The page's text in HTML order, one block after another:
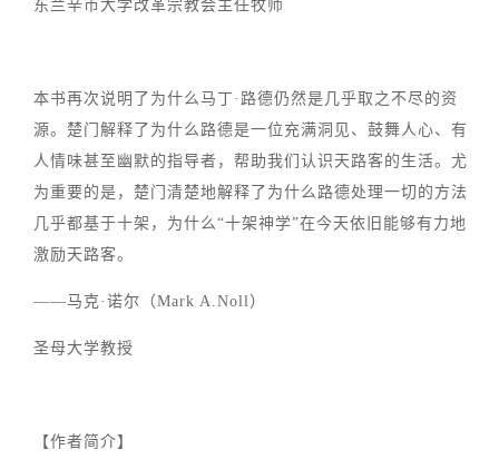
东兰辛市大学改革宗教会主任牧师
本书再次说明了为什么马丁·路德仍然是几乎取之不尽的资
源。楚门解释了为什么路德是一位充满洞见、鼓舞人心、有
人情味甚至幽默的指导者，帮助我们认识天路客的生活。尤
为重要的是，楚门清楚地解释了为什么路德处理一切的方法
几乎都基于十架，为什么“十架神学”在今天依旧能够有力地
激励天路客。
——马克·诺尔（Mark A.Noll）
圣母大学教授
【作者简介】